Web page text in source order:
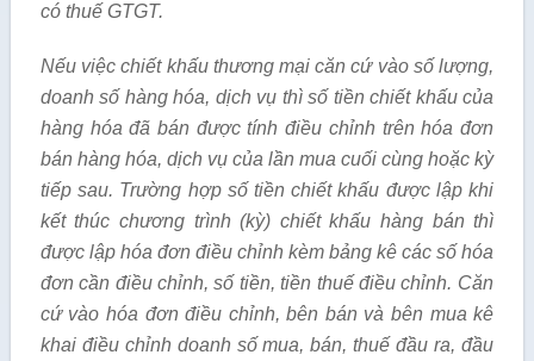
có thuế GTGT.
Nếu việc chiết khấu thương mại căn cứ vào số lượng,
doanh số hàng hóa, dịch vụ thì số tiền chiết khấu của
hàng hóa đã bán được tính điều chỉnh trên hóa đơn
bán hàng hóa, dịch vụ của lần mua cuối cùng hoặc kỳ
tiếp sau. Trường hợp sốtiền chiết khấu được lập khi
kết thúc chương trình (kỳ) chiết khấu hàng bán thì
được lập hóa đơn điều chỉnh kèm bảng kê các sốhóa
đơn cần điều chỉnh, số tiền, tiền thuế điều chỉnh. Căn
cứ vào hóa đơn điều chỉnh, bên bán và bên mua kê
khai điều chỉnh doanh sốmua, bán, thuế đầu ra, đầu